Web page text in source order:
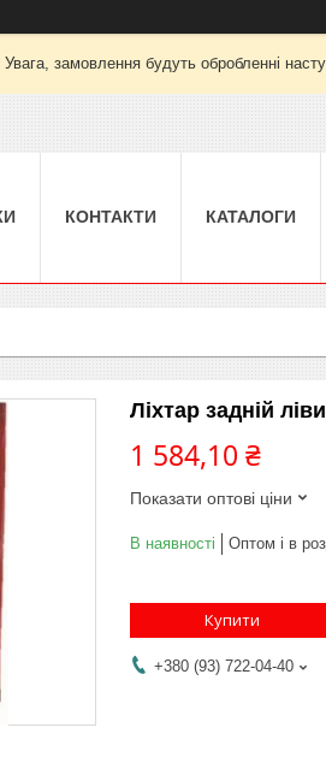
Увага, замовлення будуть обробленні
КОНТАКТИ КАТАЛОГИ
Ліхтар задній
1 584,10 ₴
Показати оптові ціни
В наявності Оптом і в
Купити
+380 (93) 722-04-40